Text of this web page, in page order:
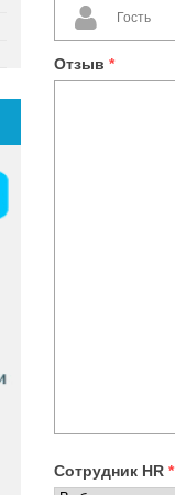
Отзыв *
Сотрудник HR *